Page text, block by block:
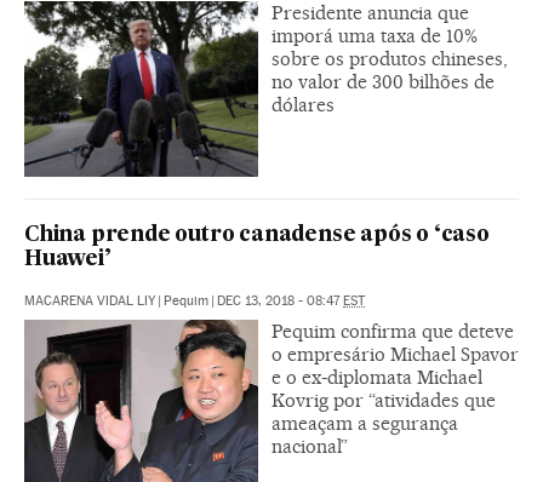
Presidente anuncia que
imporá uma taxa de 10%
sobre os produtos chineses,
no valor de 300 bilhões de
dólares
China prende outro canadense após o ‘caso
Huawei’
MACARENA VIDAL LIY | Pequim | DEC 13, 2018 - 08:47EST
Pequim confirma que deteve
o empresário Michael Spavor
e o ex-diplomata Michael
Kovrig por “atividades que
ameaçam a segurança
nacional”